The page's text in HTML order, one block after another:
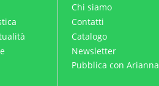
Chi siamo
Contatti
Catalogo
Newsletter
Pubblica con Arianna